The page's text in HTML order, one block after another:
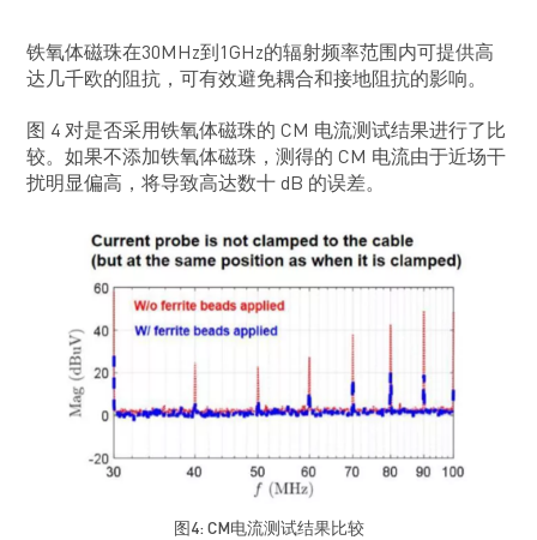
铁氧体磁珠在30MHz到1GHz的辐射频率范围内可提供高
达几千欧的阻抗，可有效避免耦合和接地阻抗的影响。
图 4 对是否采用铁氧体磁珠的 CM 电流测试结果进行了比
较。如果不添加铁氧体磁珠，测得的 CM 电流由于近场干
扰明显偏高，将导致高达数十 dB 的误差。
图4: CM电流测试结果比较